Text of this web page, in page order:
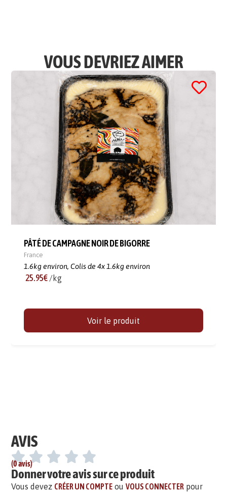
VOUS DEVRIEZ AIMER
PÂTÉ DE CAMPAGNE NOIR DE BIGORRE
France
1.6kg environ, Colis de 4x 1.6kg environ
25.95€ /kg
Voir le produit
AVIS
(0 avis)
Donner votre avis sur ce produit
Vous devez CRÉER UN COMPTE ouVOUS CONNECTER pour